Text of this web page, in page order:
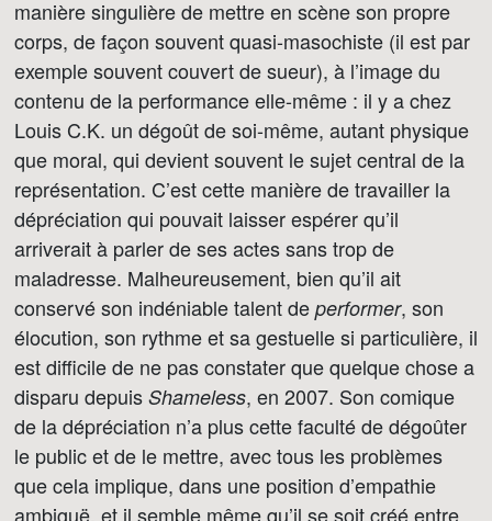
manière singulière de mettre en scène son propre
corps, de façon souvent quasi-masochiste (il est par
exemple souvent couvert de sueur), à l’image du
contenu de la performance elle-même : il y a chez
Louis C.K. un dégoût de soi-même, autant physique
que moral, qui devient souvent le sujet central de la
représentation. C’est cette manière de travailler la
dépréciation qui pouvait laisser espérer qu’il
arriverait à parler de ses actes sans trop de
maladresse. Malheureusement, bien qu’il ait
conservé son indéniable talent de performer, son
élocution, son rythme et sa gestuelle si particulière, il
est difficile de ne pas constater que quelque chose a
disparu depuis Shameless, en 2007. Son comique
de la dépréciation n’a plus cette faculté de dégoûter
le public et de le mettre, avec tous les problèmes
que cela implique, dans une position d’empathie
ambiguë, et il semble même qu’il se soit créé entre